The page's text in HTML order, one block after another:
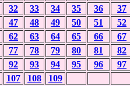
32 33 34 35 36
37
47 48 49 50 51
52
62 63 64 65 66
67
77 78 79 80 81
82
92 93 94 95 96
97
107 108 109